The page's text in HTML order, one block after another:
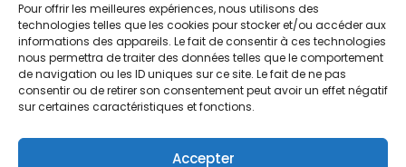
Pour offrir les meilleures expériences, nous utilisons des
technologies telles que les cookies pour stocker et/ou accéder aux
informations des appareils. Le fait de consentir à ces technologies
nous permettra de traiter des données telles que le comportement
de navigation ou les ID uniques sur ce site. Le fait de ne pas
consentir ou de retirer son consentement peut avoir un effet négatif
sur certaines caractéristiques et fonctions.
Accepter
RECHERCHER
Comment chercher ?
Les archives
Notre démarche
Contact